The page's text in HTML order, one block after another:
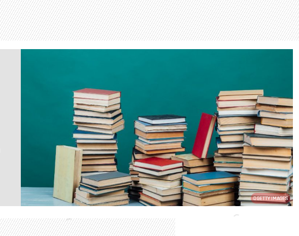
GETTY IMAGES